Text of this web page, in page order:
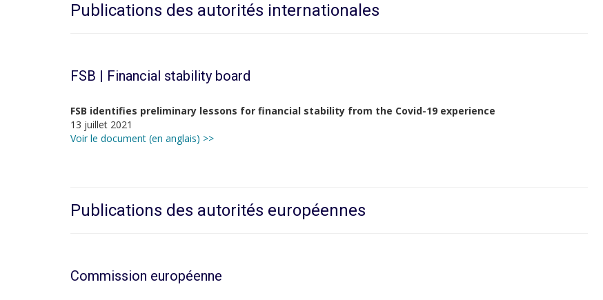
Publications des autorités internationales
FSB | Financial stability board
FSB identifies preliminary lessons for financial stability from the Covid-19 experience
13 juillet 2021
Voir le document (en anglais) >>
Publications des autorités européennes
Commission européenne